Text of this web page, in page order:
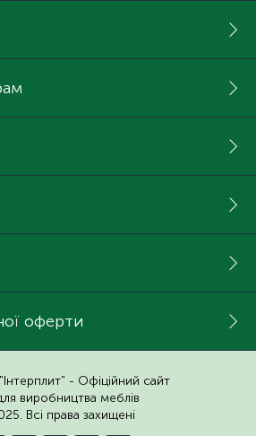
оферти
- Офіційний сайт
виробництва меблів
Всі права захищені